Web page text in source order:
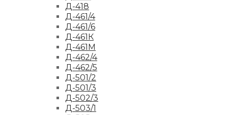
Д-418
Д-461/4
Д-461/6
Д-461К
Д-461М
Д-462/4
Д-462/5
Д-501/2
Д-501/3
Д-502/3
Д-503/1